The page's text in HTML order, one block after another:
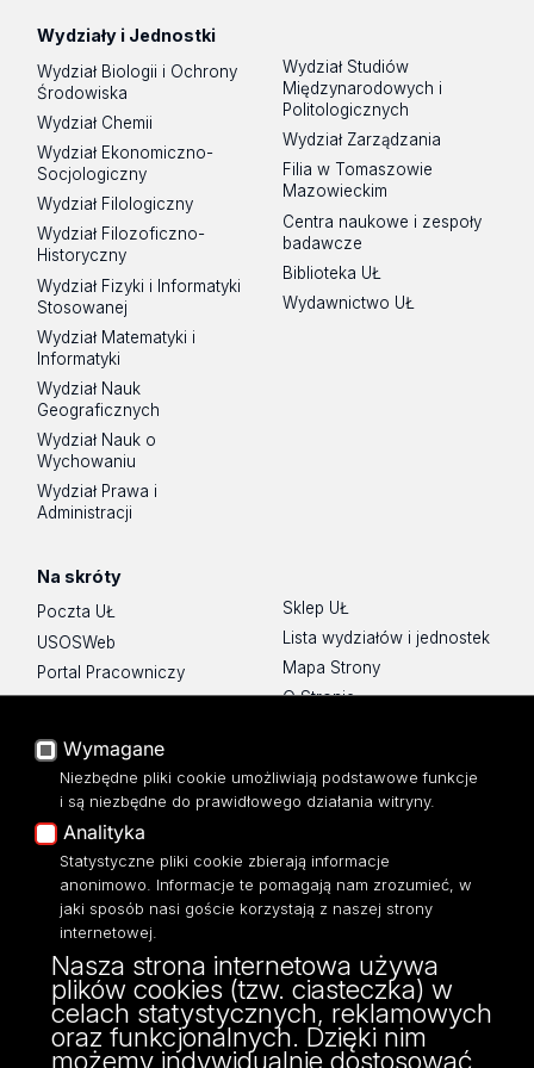
Wydziały i Jednostki
Wydział Biologii i Ochrony
Środowiska
Wydział Chemii
Wydział Ekonomiczno-
Socjologiczny
Wydział Filologiczny
Wydział Filozoficzno-
Historyczny
Wydział Fizyki i Informatyki
Stosowanej
Wydział Matematyki i
Informatyki
Wydział Nauk
Geograficznych
Wydział Nauk o
Wychowaniu
Wydział Prawa i
Administracji
Wydział Studiów
Międzynarodowych i
Politologicznych
Wydział Zarządzania
Filia w Tomaszowie
Mazowieckim
Centra naukowe i zespoły
badawcze
Biblioteka UŁ
Wydawnictwo UŁ
Na skróty
Poczta UŁ
USOSWeb
Portal Pracowniczy
Baza Aktów Własnych
Moodle
Eksperci UŁ
Polityka Prywatności
Dostępność
Sklep UŁ
Lista wydziałów i jednostek
Mapa Strony
O Stronie
ul. Narutowicza 68, 90-136 Łódź
NIP: 724 000 32 43
Adres do doręczeń elektronicznych (ADE):
AE:PL-74796-17640-IHHIV-17
Wymagane
Niezbędne pliki cookie umożliwiają podstawowe funkcje
i są niezbędne do prawidłowego działania witryny.
Analityka
Statystyczne pliki cookie zbierają informacje
anonimowo. Informacje te pomagają nam zrozumieć, w
jaki sposób nasi goście korzystają z naszej strony
internetowej.
Nasza strona internetowa używa
plików cookies (tzw. ciasteczka) w
celach statystycznych, reklamowych
oraz funkcjonalnych. Dzięki nim
możemy indywidualnie dostosować